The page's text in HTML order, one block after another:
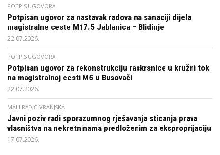
POTPIS UGOVORA
Potpisan ugovor za nastavak radova na sanaciji dijela
magistralne ceste M17.5 Jablanica – Blidinje
22.07.2026.
POTPIS UGOVORA
Potpisan ugovor za rekonstrukciju raskrsnice u kružni tok
na magistralnoj cesti M5 u Busovači
22.07.2026.
MALI RADIĆ-VRANJSKA
Javni poziv radi sporazumnog rješavanja sticanja prava
vlasništva na nekretninama predloženim za eksproprijaciju
17.07.2026.